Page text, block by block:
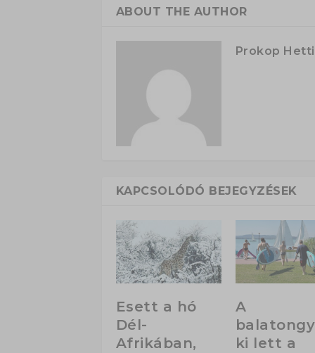
ABOUT THE AUTHOR
Prokop Hetti
KAPCSOLÓDÓ BEJEGYZÉSEK
Esett a hó
Dél-
Afrikában,
A
ki lett a